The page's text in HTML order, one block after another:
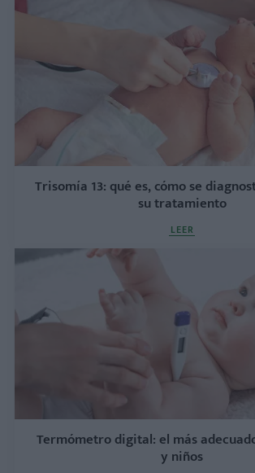
Trisomía 13: qué es, cómo se
su tratamiento
LEER
Termómetro digital: el más
y niños